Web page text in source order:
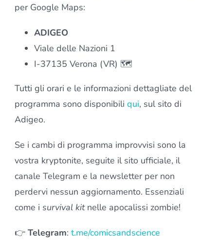
per Google Maps:
ADIGEO
Viale delle Nazioni 1
I-37135 Verona (VR) 🗺️
Tutti gli orari e le informazioni dettagliate del
programma sono disponibili qui, sul sito di
Adigeo.
Se i cambi di programma improvvisi sono la
vostra kryptonite, seguite il sito ufficiale, il
canale Telegram e la newsletter per non
perdervi nessun aggiornamento. Essenziali
come i survival kitnelle apocalissi zombie!
👉 Telegram: t.me/comicsandscience